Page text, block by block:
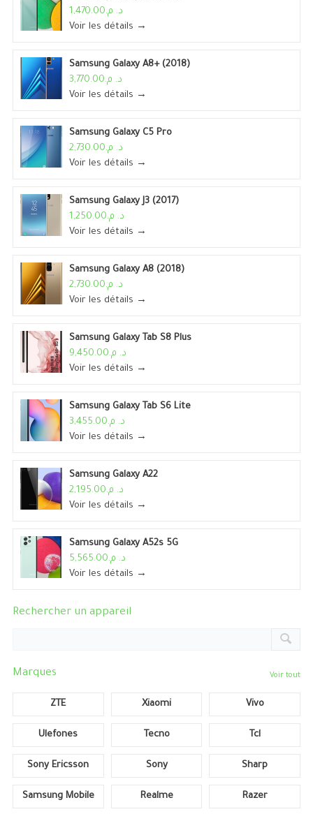
د. م.1,470.00
Voir les détails →
Samsung Galaxy A8+ (2018)
د. م.3,770.00
Voir les détails →
Samsung Galaxy C5 Pro
د. م.2,730.00
Voir les détails →
Samsung Galaxy J3 (2017)
د. م.1,250.00
Voir les détails →
Samsung Galaxy A8 (2018)
د. م.2,730.00
Voir les détails →
Samsung Galaxy Tab S8 Plus
د. م.9,450.00
Voir les détails →
Samsung Galaxy Tab S6 Lite
د. م.3,455.00
Voir les détails →
Samsung Galaxy A22
د. م.2,195.00
Voir les détails →
Samsung Galaxy A52s 5G
د. م.5,565.00
Voir les détails →
Rechercher un appareil
Marques Voir tout
ZTE Xiaomi Vivo
Ulefones Tecno Tcl
Sony Ericsson Sony Sharp
Samsung Mobile Realme Razer